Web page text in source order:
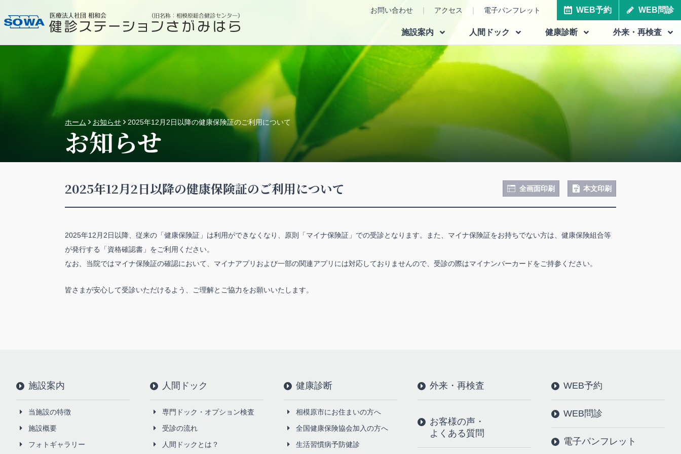
お問い合わせ アクセス 電子パンフレット WEB予約 WEB問診
施設案内 人間ドック 健康診断 外来・再検査
ホーム お知らせ 2025年12月2日以降の健康保険証のご利用について
お知らせ
全画面印刷 本文印刷
2025年12月2日以降の健康保険証のご利用について
2025年12月2日以降、従来の「健康保険証」は利用ができなくなり、原則「マイナ保険証」での受診となります。また、マイナ保険証をお持ちでない方は、健康保険組合等
が発行する「資格確認書」をご利用ください。
なお、当院ではマイナ保険証の確認において、マイナアプリおよび一部の関連アプリには対応しておりませんので、受診の際はマイナンバーカードをご持参ください。
皆さまが安心して受診いただけるよう、ご理解とご協力をお願いいたします。
施設案内
当施設の特徴
施設概要
フォトギャラリー
人間ドック
専門ドック・オプション検査
受診の流れ
人間ドックとは？
健康診断
相模原市にお住まいの方へ
全国健康保険協会加入の方へ
生活習慣病予防健診
外来・再検査
お客様の声・
よくある質問
WEB予約
WEB問診
電子パンフレット